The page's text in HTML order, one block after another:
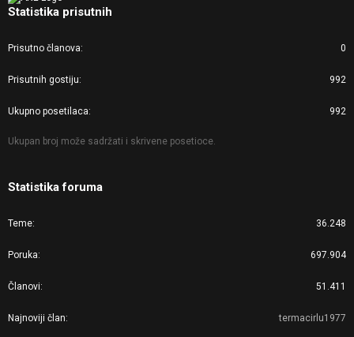
Statistika prisutnih
Prisutno članova 0
Prisutnih gostiju 992
Ukupno posetilaca 992
Ukupan broj može sadržati i skrivene posetioce.
Statistika foruma
Teme 36.248
Poruka 697.904
Članovi 51.411
Najnoviji član termacirlu1977